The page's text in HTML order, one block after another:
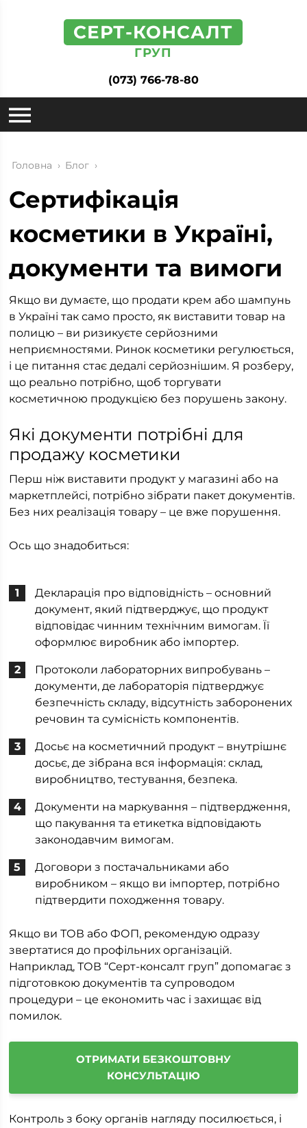
СЕРТ-КОНСАЛТ
ГРУП
(073) 766-78-80
Головна › Блог ›
Сертифікація
косметики в Україні,
документи та вимоги
Якщо ви думаєте, що продати крем або шампунь
в Україні так само просто, як виставити товар на
полицю – ви ризикуєте серйозними
неприємностями. Ринок косметики регулюється,
і це питання стає дедалі серйознішим. Я розберу,
що реально потрібно, щоб торгувати
косметичною продукцією без порушень закону.
Які документи потрібні для
продажу косметики
Перш ніж виставити продукт у магазині або на
маркетплейсі, потрібно зібрати пакет документів.
Без них реалізація товару – це вже порушення.
Ось що знадобиться:
Декларація про відповідність – основний
документ, який підтверджує, що продукт
відповідає чинним технічним вимогам. Її
оформлює виробник або імпортер.
Протоколи лабораторних випробувань –
документи, де лабораторія підтверджує
безпечність складу, відсутність заборонених
речовин та сумісність компонентів.
Досьє на косметичний продукт – внутрішнє
досьє, де зібрана вся інформація: склад,
виробництво, тестування, безпека.
Документи на маркування – підтвердження,
що пакування та етикетка відповідають
законодавчим вимогам.
Договори з постачальниками або
виробником – якщо ви імпортер, потрібно
підтвердити походження товару.
Якщо ви ТОВ або ФОП, рекомендую одразу
звертатися до профільних організацій.
Наприклад, ТОВ “Серт-консалт груп” допомагає з
підготовкою документів та супроводом
процедури – це економить час і захищає від
помилок.
ОТРИМАТИ БЕЗКОШТОВНУ
КОНСУЛЬТАЦІЮ
Контроль з боку органів нагляду посилюється, і